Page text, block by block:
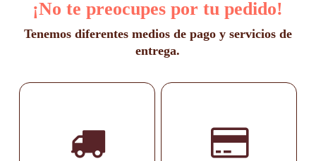
¡No te preocupes por tu pedido!
Tenemos diferentes medios de pago y servicios de
entrega.